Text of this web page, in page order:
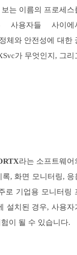
는 이름의 프로세스
용자들 사이에
체와 안전성에 대한
가 무엇인지, 그리
라는 소프트웨어
, 화면 모니터링, 응
로 기업용 모니터링
설치된 경우, 사용자
이 될 수 있습니다.